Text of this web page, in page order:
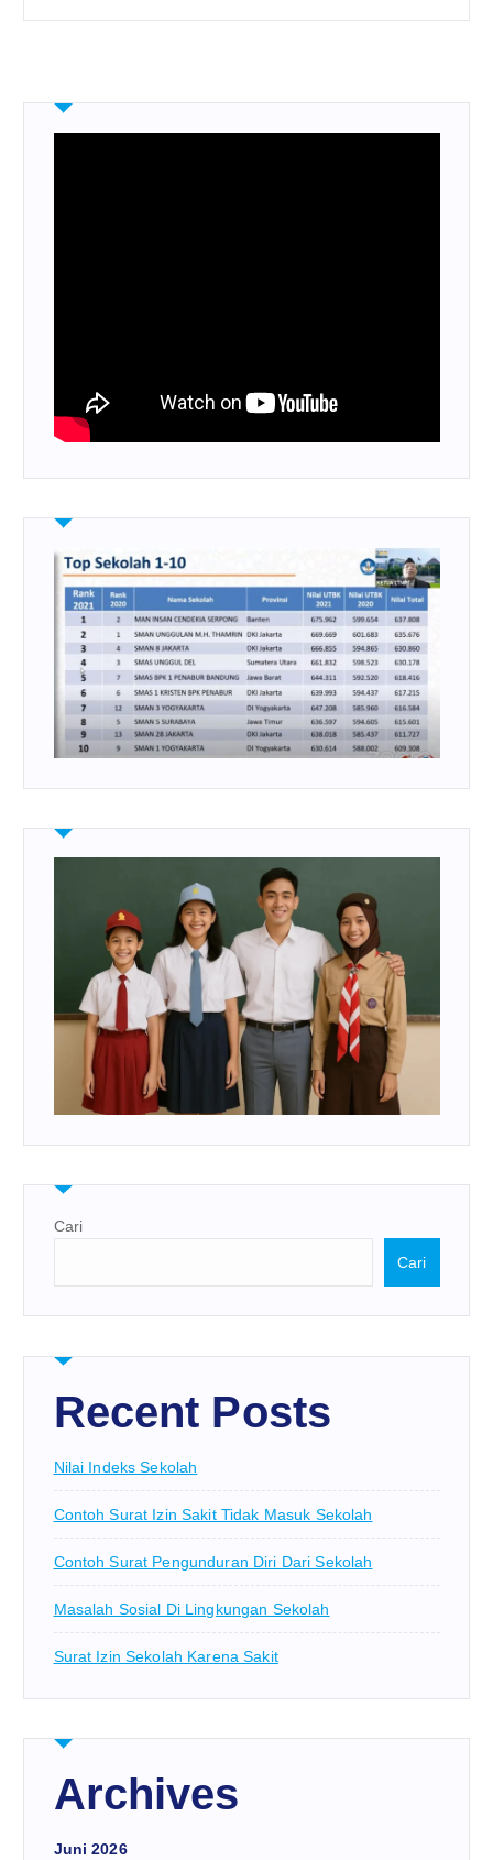
Cari
Cari
Recent Posts
Nilai Indeks Sekolah
Contoh Surat Izin Sakit Tidak Masuk Sekolah
Contoh Surat Pengunduran Diri Dari Sekolah
Masalah Sosial Di Lingkungan Sekolah
Surat Izin Sekolah Karena Sakit
Archives
Juni 2026